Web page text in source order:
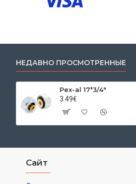
НЕДАВНО ПРОСМОТРЕННЫЕ
Pex-al 17*3/4"
3.49€
Сайт